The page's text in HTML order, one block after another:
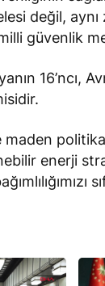
değil,
güvenlik
16’ncı,
maden
enerji